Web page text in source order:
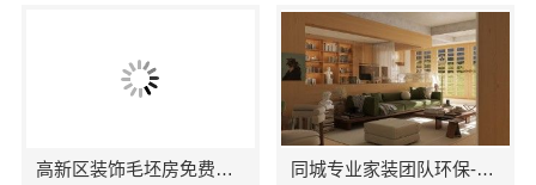
高新区装饰毛坯房免费量房-苏州兔哥哥智装新材料有限公司 同城专业家装团队环保-嘉兴绿色之家建材科技有限公司